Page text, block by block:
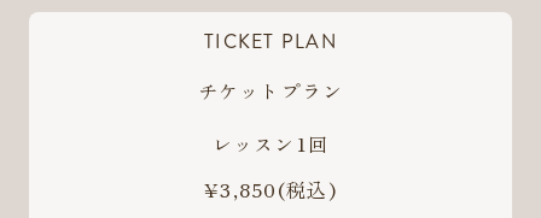
TICKET PLAN
チケットプラン
レッスン1回
¥3,850(税込)